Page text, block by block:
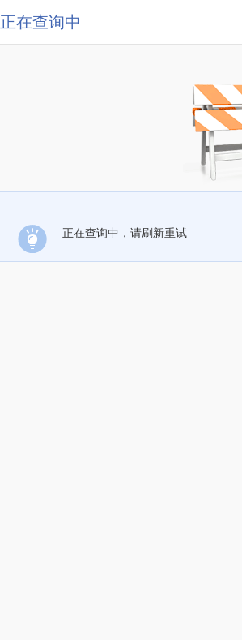
正在查询中
正在查询中，请刷新重试